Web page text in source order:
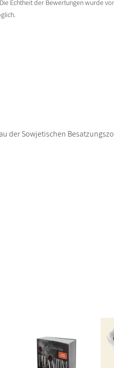
Echtheit der Bewertungen wurde
der Sowjetischen